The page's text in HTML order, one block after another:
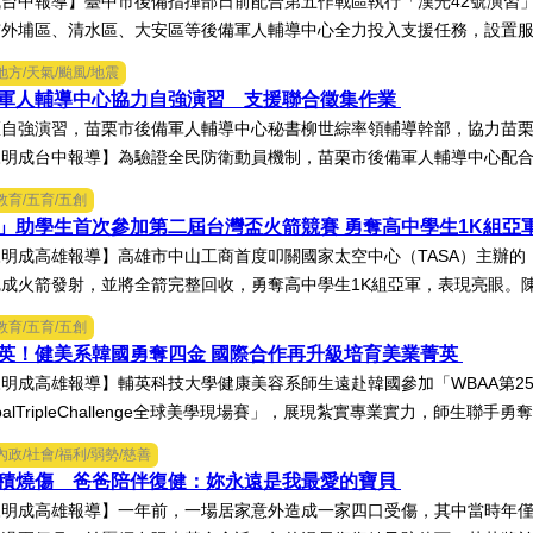
埔區、清水區、大安區等後備軍人輔導中心全力投入支援任務，設置
方/天氣/颱風/地震
人輔導中心協力自強演習 支援聯合徵集作業
強演習，苗栗市後備軍人輔導中心秘書柳世綜率領輔導幹部，協力苗
成台中報導】為驗證全民防衛動員機制，苗栗市後備軍人輔導中心配
育/五育/五創
助學生首次參加第二屆台灣盃火箭競賽 勇奪高中學生1K組亞
成高雄報導】高雄市中山工商首度叩關國家太空中心（TASA）主辦
火箭發射，並將全箭完整回收，勇奪高中學生1K組亞軍，表現亮眼。
育/五育/五創
！健美系韓國勇奪四金 國際合作再升級培育美業菁英
成高雄報導】輔英科技大學健康美容系師生遠赴韓國參加「WBAA第
全球美學現場賽」，展現紮實專業實力，師生聯手勇
政/社會/福利/弱勢/慈善
燒傷 爸爸陪伴復健：妳永遠是我最愛的寶貝
成高雄報導】一年前，一場居家意外造成一家四口受傷，其中當時年